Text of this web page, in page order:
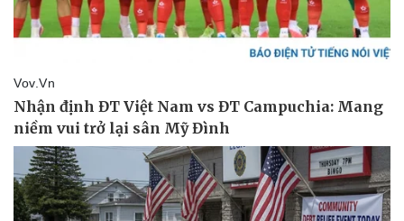
Thể thao
Bóng đá
Lịch thi đấu bóng đá
Thế giới thể thao
eSports
Ô tô - Xe máy
Ô tô
Xe máy
Tư vấn